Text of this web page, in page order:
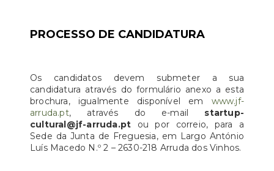
PROCESSO DE CANDIDATURA
Os candidatos devem submeter a sua
candidatura através do formulário anexo a esta
brochura, igualmente disponível em www.jf-
arruda.pt, através do e-mail startup-
cultural@jf-arruda.pt ou por correio, para a
Sede da Junta de Freguesia, em Largo António
Luís Macedo N.º 2 – 2630-218 Arruda dos Vinhos.